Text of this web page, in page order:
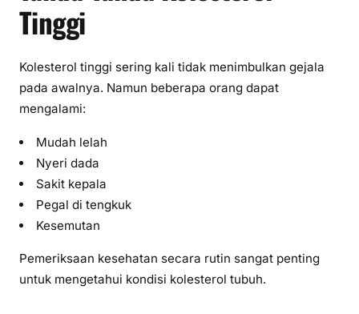
Tinggi
Kolesterol tinggi sering kali tidak menimbulkan gejala
pada awalnya. Namun beberapa orang dapat
mengalami:
Mudah lelah
Nyeri dada
Sakit kepala
Pegal di tengkuk
Kesemutan
Pemeriksaan kesehatan secara rutin sangat penting
untuk mengetahui kondisi kolesterol tubuh.